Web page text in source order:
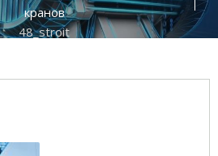
кранов
48_stroit